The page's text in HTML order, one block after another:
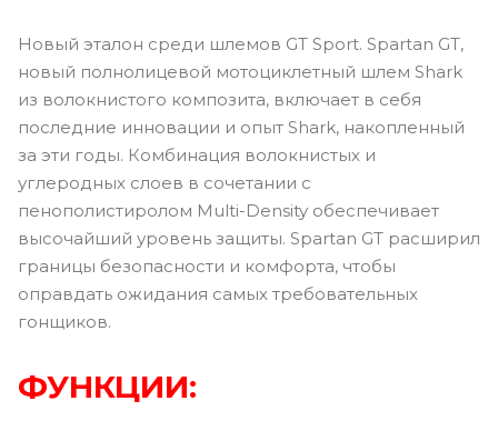
Новый эталон среди шлемов GT Sport. Spartan GT,
новый полнолицевой мотоциклетный шлем Shark
из волокнистого композита, включает в себя
последние инновации и опыт Shark, накопленный
за эти годы. Комбинация волокнистых и
углеродных слоев в сочетании с
пенополистиролом Multi-Density обеспечивает
высочайший уровень защиты. Spartan GT расширил
границы безопасности и комфорта, чтобы
оправдать ожидания самых требовательных
гонщиков.
ФУНКЦИИ: